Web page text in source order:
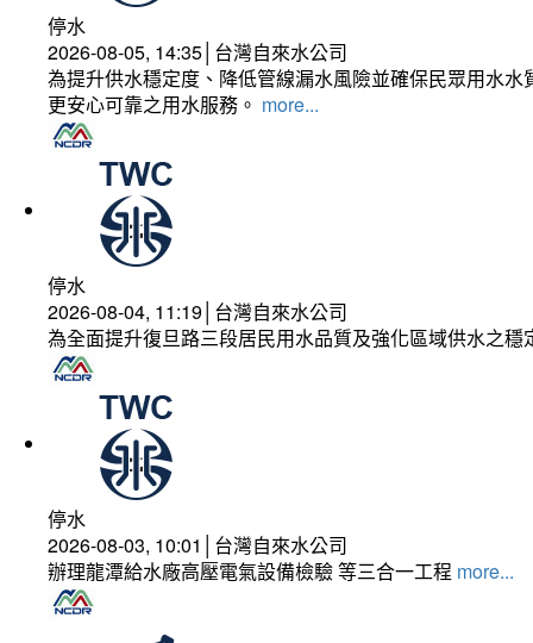
停水
2026-08-05, 14:35│台灣自來水公司
為提升供水穩定度、降低管線漏水風險並確保民眾用水
更安心可靠之用水服務。 more...
停水
2026-08-04, 11:19│台灣自來水公司
為全面提升復旦路三段居民用水品質及強化區域供水之
停水
2026-08-03, 10:01│台灣自來水公司
辦理龍潭給水廠高壓電氣設備檢驗 等三合一工程 more...